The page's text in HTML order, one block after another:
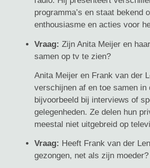
programma’s en staat bekend
enthousiasme en acties voor
Vraag: Zijn Anita Meijer en
samen op tv te zien?
Anita Meijer en Frank van der
verschijnen af en toe samen in
bijvoorbeeld bij interviews of
gelegenheden. Ze delen hun
meestal niet uitgebreid op
Vraag: Heeft Frank van der
gezongen, net als zijn moeder?